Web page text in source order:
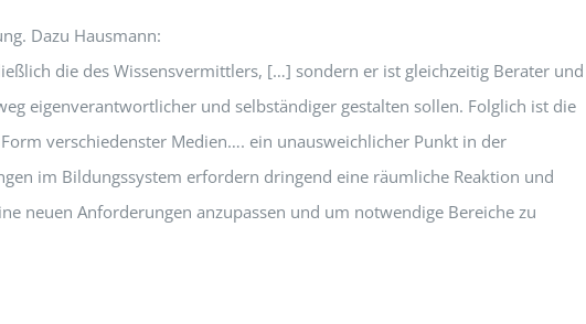
Dazu Hausmann:
die des Wissensvermittlers, […] sondern er ist gleichzeitig Berater und
eigenverantwortlicher und selbständiger gestalten sollen. Folglich ist die
verschiedenster Medien…. ein unausweichlicher Punkt in der
im Bildungssystem erfordern dringend eine räumliche Reaktion und
neuen Anforderungen anzupassen und um notwendige Bereiche zu